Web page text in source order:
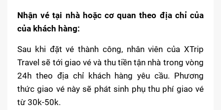
Nhận vé tại nhà hoặc cơ quan theo địa chỉ của
của khách hàng:
Sau khi đặt vé thành công, nhân viên của XTrip
Travel sẽ tới giao vé và thu tiền tận nhà trong vòng
24h theo địa chỉ khách hàng yêu cầu. Phương
thức giao vé này sẽ phát sinh phụ thu phí giao vé
từ 30k-50k.